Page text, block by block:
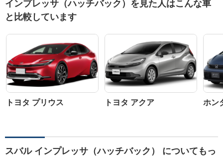
インプレッサ（ハッチバック）を見た人はこんな車
と比較しています
トヨタ プリウス トヨタ アクア ホン
スバル インプレッサ（ハッチバック） についてもっ